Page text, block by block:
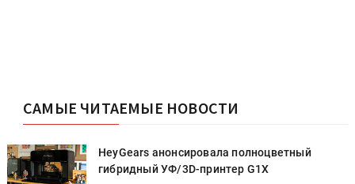
САМЫЕ ЧИТАЕМЫЕ НОВОСТИ
HeyGears анонсировала полноцветный
гибридный УФ/3D-принтер G1X